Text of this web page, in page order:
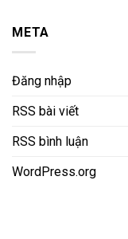
META
Đăng nhập
RSS bài viết
RSS bình luận
WordPress.org